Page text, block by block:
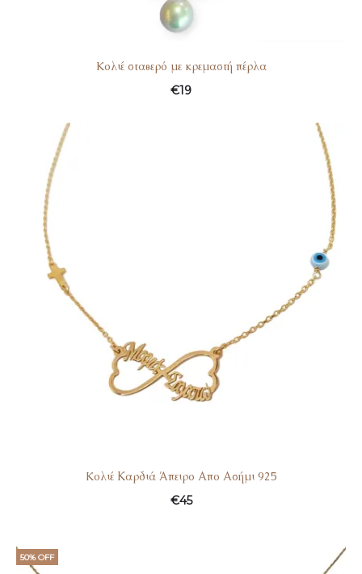
Kολιέ σταθερό με κρεμαστή πέρλα
€19
Kολιέ Καρδιά Άπειρο Απο Ασήμι 925
€45
50% OFF